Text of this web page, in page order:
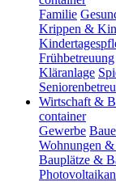
Familie
Krippen &
Frühbetreuung
Kläranlage
Wirtschaft &
container
Gewerbe
Wohnungen
Bauplätze &